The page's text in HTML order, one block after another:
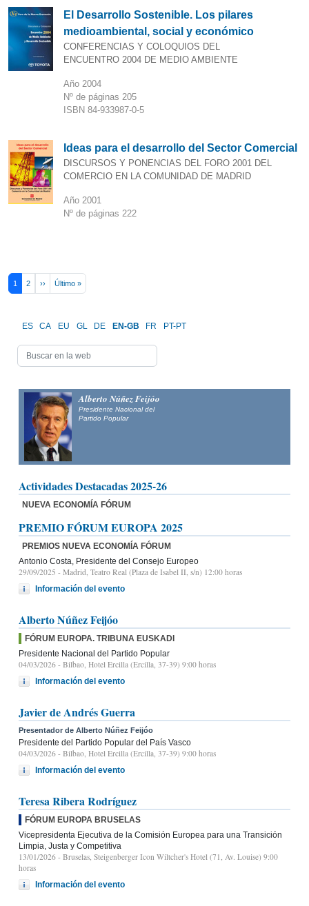
El Desarrollo Sostenible. Los pilares
medioambiental, social y económico
CONFERENCIAS Y COLOQUIOS DEL
ENCUENTRO 2004 DE MEDIO AMBIENTE
Año 2004
Nº de páginas 205
ISBN 84-933987-0-5
Ideas para el desarrollo del Sector Comercial
DISCURSOS Y PONENCIAS DEL FORO 2001 DEL
COMERCIO EN LA COMUNIDAD DE MADRID
Año 2001
Nº de páginas 222
Pagination
1 2 ››Next page
Último »Last page
ES CA EU GL DE EN-GB FR PT-PT
Alberto Núñez Feijóo
Presidente Nacional del
Partido Popular
Actividades Destacadas 2025-26
NUEVA ECONOMÍA FÓRUM
PREMIO FÓRUM EUROPA 2025
PREMIOS NUEVA ECONOMÍA FÓRUM
Antonio Costa, Presidente del Consejo Europeo
29/09/2025 - Madrid, Teatro Real (Plaza de Isabel II, s/n) 12:00 horas
Información del evento
Alberto Núñez Feijóo
FÓRUM EUROPA. TRIBUNA EUSKADI
Presidente Nacional del Partido Popular
04/03/2026 - Bilbao, Hotel Ercilla (Ercilla, 37-39) 9:00 horas
Información del evento
Javier de Andrés Guerra
Presentador de Alberto Núñez Feijóo
Presidente del Partido Popular del País Vasco
04/03/2026 - Bilbao, Hotel Ercilla (Ercilla, 37-39) 9:00 horas
Información del evento
Teresa Ribera Rodríguez
FÓRUM EUROPA BRUSELAS
Vicepresidenta Ejecutiva de la Comisión Europea para una Transición
Limpia, Justa y Competitiva
13/01/2026 - Bruselas, Steigenberger Icon Wiltcher's Hotel (71, Av. Louise) 9:00
horas
Información del evento